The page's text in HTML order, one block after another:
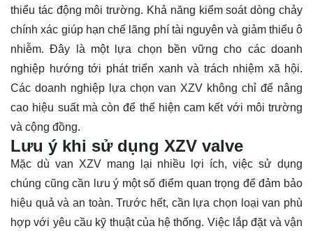
thiểu tác động môi trường. Khả năng kiểm soát dòng chảy
chính xác giúp hạn chế lãng phí tài nguyên và giảm thiểu ô
nhiễm. Đây là một lựa chọn bền vững cho các doanh
nghiệp hướng tới phát triển xanh và trách nhiệm xã hội.
Các doanh nghiệp lựa chọn van XZV không chỉ để nâng
cao hiệu suất mà còn để thể hiện cam kết với môi trường
và cộng đồng.
Lưu ý khi sử dụng XZV valve
Mặc dù van XZV mang lại nhiều lợi ích, việc sử dụng
chúng cũng cần lưu ý một số điểm quan trọng để đảm bảo
hiệu quả và an toàn. Trước hết, cần lựa chọn loại van phù
hợp với yêu cầu kỹ thuật của hệ thống. Việc lắp đặt và vận